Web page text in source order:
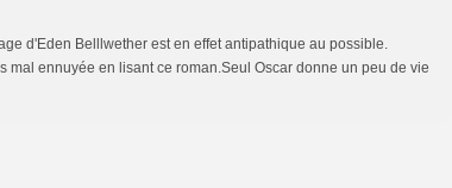
d'Eden Belllwether est en effet antipathique au possible.
mal ennuyée en lisant ce roman.Seul Oscar donne un peu de vie